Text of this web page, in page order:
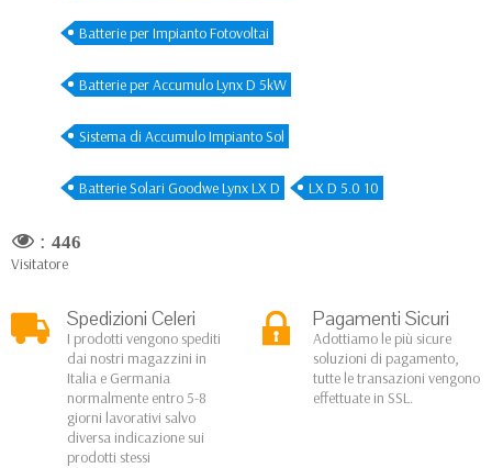
Batterie per Impianto Fotovoltai
Batterie per Accumulo Lynx D 5kW
Sistema di Accumulo Impianto Sol
Batterie Solari Goodwe Lynx LX D LX D 5.0 10
: 446
Visitatore
Spedizioni Celeri
I prodotti vengono spediti
dai nostri magazzini in
Italia e Germania
normalmente entro 5-8
giorni lavorativi salvo
diversa indicazione sui
prodotti stessi
Pagamenti Sicuri
Adottiamo le più sicure
soluzioni di pagamento,
tutte le transazioni vengono
effettuate in SSL.